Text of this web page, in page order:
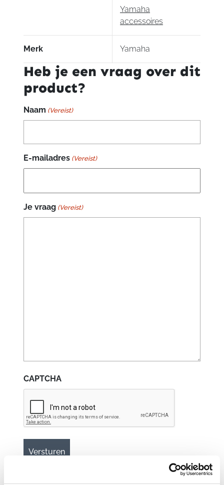
Yamaha
accessoires
Merk Yamaha
Heb je een vraag over dit
product?
Naam (Vereist)
E-mailadres (Vereist)
Je vraag (Vereist)
CAPTCHA